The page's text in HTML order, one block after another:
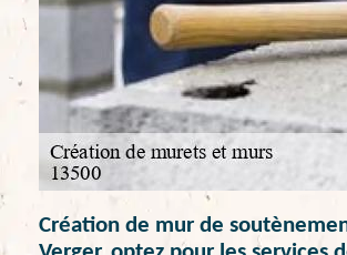
Création de mur de